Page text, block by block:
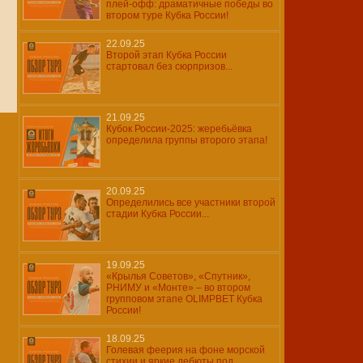
плей-офф: драматичные победы во
втором туре Кубка России!
22.09.25
Второй этап Кубка России
стартовал без сюрпризов...
21.09.25
Кубок России-2025: жеребьёвка
определила группы второго этапа!
20.09.25
Определились все участники второй
стадии Кубка России...
19.09.25
«Крылья Советов», «Спутник»,
РНИМУ и «Монте» – во втором
групповом этапе OLIMPBET Кубка
России!
18.09.25
Голевая феерия на фоне морской